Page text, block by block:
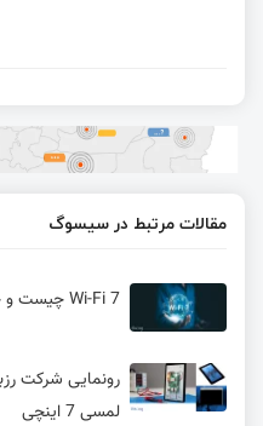
مقالات مرتبط در سیسوگ
Wi-Fi 7 چیست و چرا مهم است؟
رونمایی شرکت
لمسی 7 اینچی